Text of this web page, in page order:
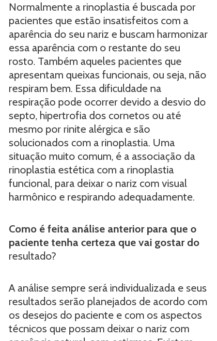
Normalmente a rinoplastia é buscada por
pacientes que estão insatisfeitos com a
aparência do seu nariz e buscam harmonizar
essa aparência com o restante do seu
rosto. Também aqueles pacientes que
apresentam queixas funcionais, ou seja, não
respiram bem. Essa dificuldade na
respiração pode ocorrer devido a desvio do
septo, hipertrofia dos cornetos ou até
mesmo por rinite alérgica e são
solucionados com a rinoplastia. Uma
situação muito comum, é a associação da
rinoplastia estética com a rinoplastia
funcional, para deixar o nariz com visual
harmônico e respirando adequadamente.
Como é feita análise anterior para que o
paciente tenha certeza que vai gostar do
resultado?
A análise sempre será individualizada e seus
resultados serão planejados de acordo com
os desejos do paciente e com os aspectos
técnicos que possam deixar o nariz com